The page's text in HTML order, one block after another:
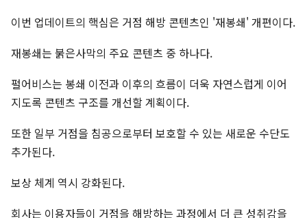
이번 업데이트의 핵심은 거점 해방 콘텐츠인 '재봉쇄' 개편이다.
재봉쇄는 붉은사막의 주요 콘텐츠 중 하나다.
펄어비스는 봉쇄 이전과 이후의 흐름이 더욱 자연스럽게 이어
지도록 콘텐츠 구조를 개선할 계획이다.
또한 일부 거점을 침공으로부터 보호할 수 있는 새로운 수단도
추가된다.
보상 체계 역시 강화된다.
회사는 이용자들이 거점을 해방하는 과정에서 더 큰 성취감을